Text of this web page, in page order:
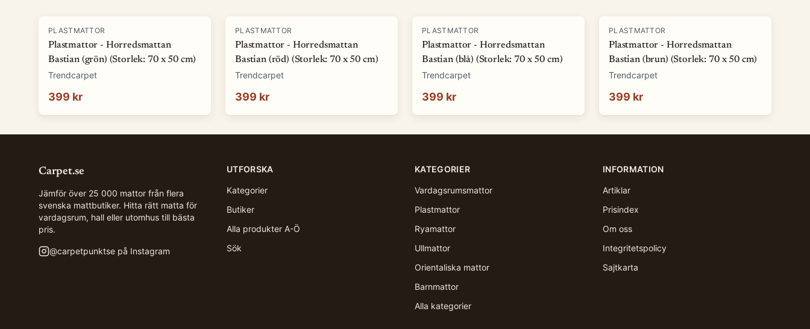
PLASTMATTOR
Plastmattor - Horredsmattan
Bastian (grön) (Storlek: 70 x 50 cm)
Trendcarpet
399 kr
PLASTMATTOR
Plastmattor - Horredsmattan
Bastian (röd) (Storlek: 70 x 50 cm)
Trendcarpet
399 kr
PLASTMATTOR
Plastmattor - Horredsmattan
Bastian (blå) (Storlek: 70 x 50 cm)
Trendcarpet
399 kr
PLASTMATTOR
Plastmattor - Horredsmattan
Bastian (brun) (Storlek: 70 x 50 cm)
Trendcarpet
399 kr
Carpet.se
Jämför över 25 000 mattor från flera
svenska mattbutiker. Hitta rätt matta för
vardagsrum, hall eller utomhus till bästa
pris.
@carpetpunktse på Instagram
UTFORSKA
Kategorier
Butiker
Alla produkter A-Ö
Sök
KATEGORIER
Vardagsrumsmattor
Plastmattor
Ryamattor
Ullmattor
Orientaliska mattor
Barnmattor
Alla kategorier
INFORMATION
Artiklar
Prisindex
Om oss
Integritetspolicy
Sajtkarta